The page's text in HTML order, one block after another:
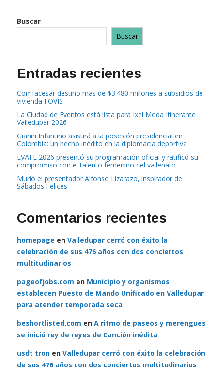
Buscar
Buscar
Entradas recientes
Comfacesar destinó más de $3.480 millones a subsidios de
vivienda FOVIS
La Ciudad de Eventos está lista para Ixel Moda Itinerante
Valledupar 2026
Gianni Infantino asistirá a la posesión presidencial en
Colombia: un hecho inédito en la diplomacia deportiva
EVAFE 2026 presentó su programación oficial y ratificó su
compromiso con el talento femenino del vallenato
Murió el presentador Alfonso Lizarazo, inspirador de
Sábados Felices
Comentarios recientes
homepage en Valledupar cerró con éxito la
celebración de sus 476 años con dos conciertos
multitudinarios
pageofjobs.com en Municipio y organismos
establecen Puesto de Mando Unificado en Valledupar
para atender temporada seca
beshortlisted.com en A ritmo de paseos y merengues
se inició rey de reyes de Canción inédita
usdt tron en Valledupar cerró con éxito la celebración
de sus 476 años con dos conciertos multitudinarios